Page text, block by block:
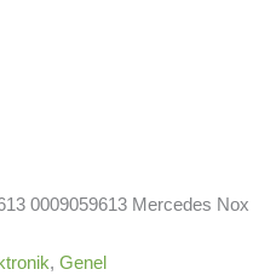
0009059613 Mercedes Nox
, Genel